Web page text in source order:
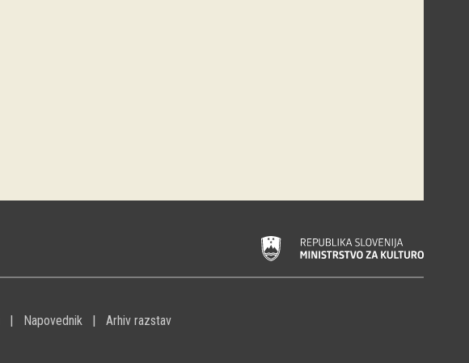
Napovednik Arhiv razstav